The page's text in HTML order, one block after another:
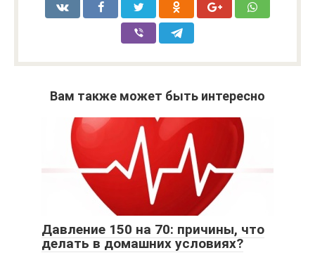
Вам также может быть интересно
Давление 150 на 70: причины, что
делать в домашних условиях?